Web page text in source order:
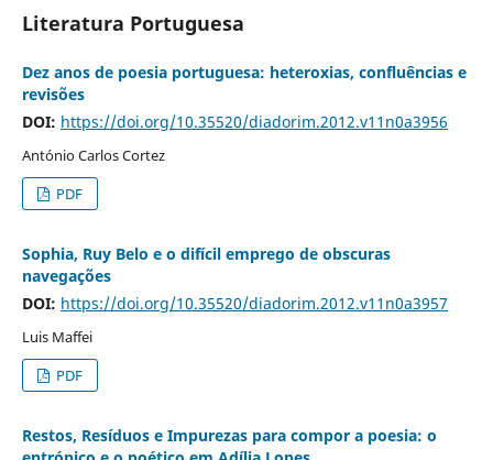
Literatura Portuguesa
Dez anos de poesia portuguesa: heteroxias, confluências e
revisões
DOI: https://doi.org/10.35520/diadorim.2012.v11n0a3956
António Carlos Cortez
PDF
Sophia, Ruy Belo e o difícil emprego de obscuras
navegações
DOI: https://doi.org/10.35520/diadorim.2012.v11n0a3957
Luis Maffei
PDF
Restos, Resíduos e Impurezas para compor a poesia: o